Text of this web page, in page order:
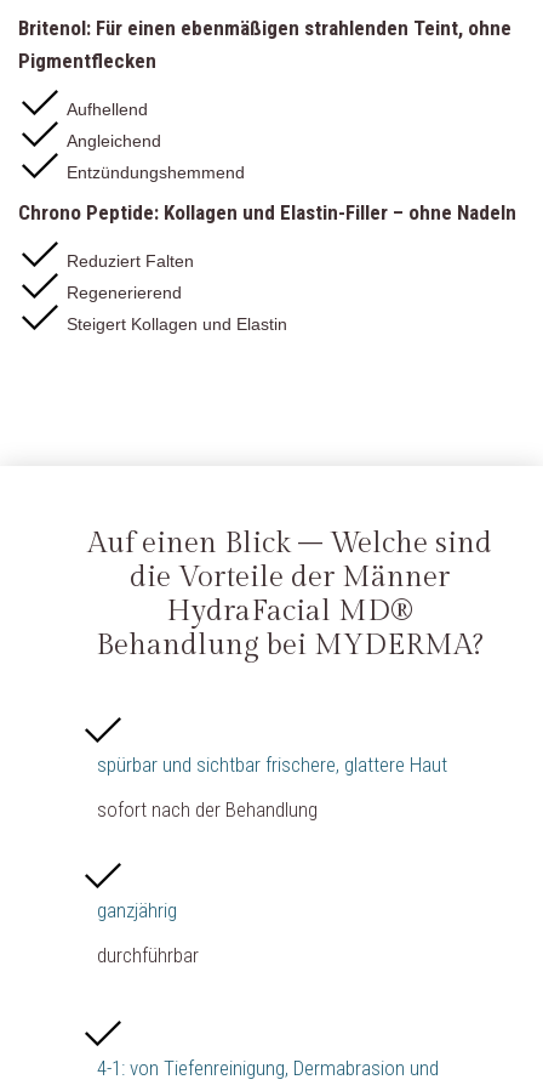
Britenol: Für einen ebenmäßigen strahlenden Teint, ohne
Pigmentflecken
Aufhellend
Angleichend
Entzündungshemmend
Chrono Peptide: Kollagen und Elastin-Filler – ohne Nadeln
Reduziert Falten
Regenerierend
Steigert Kollagen und Elastin
Auf einen Blick – Welche sind
die Vorteile der Männer
HydraFacial MD®
Behandlung bei MYDERMA?
spürbar und sichtbar frischere, glattere Haut
sofort nach der Behandlung
ganzjährig
durchführbar
4-1: von Tiefenreinigung, Dermabrasion und